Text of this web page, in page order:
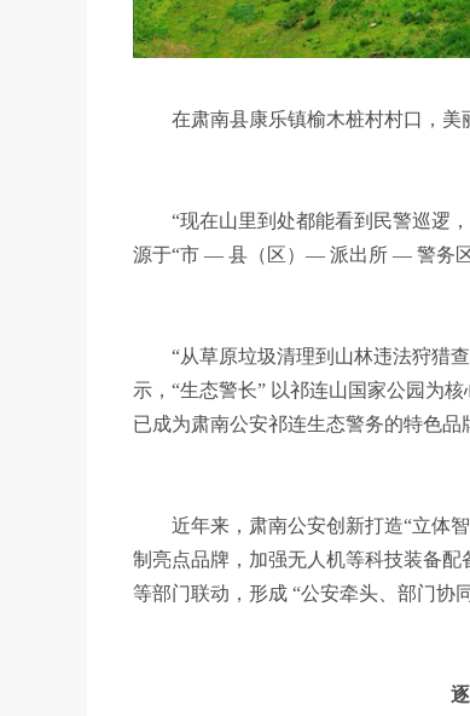
在肃南县康乐镇榆木桩村村口，美
“现在山里到处都能看到民警巡逻
源于“市 — 县（区）— 派出所 — 警务区
“从草原垃圾清理到山林违法狩猎
示，“生态警长” 以祁连山国家公园为
已成为肃南公安祁连生态警务的特色品
近年来，肃南公安创新打造“立体
制亮点品牌，加强无人机等科技装备
等部门联动，形成 “公安牵头、部门协